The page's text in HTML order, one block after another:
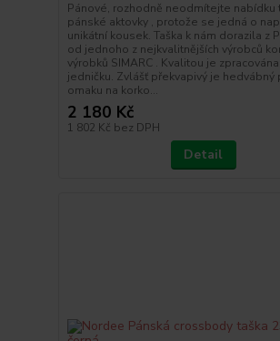
Pánové, rozhodně neodmítejte nabídku
pánské aktovky , protože se jedná o
unikátní kousek. Taška k nám dorazila z
od jednoho z nejkvalitnějších výrobců
výrobků SIMARC . Kvalitou je
jedničku. Zvlášť překvapivý je hedvábný
omaku na korko...
2 180 Kč
1 802 Kč bez DPH
Detail